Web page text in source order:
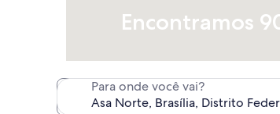
Encontramos
Para onde você vai?